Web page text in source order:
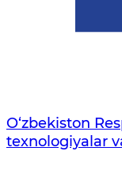
O‘zbekiston
texnologiyalar